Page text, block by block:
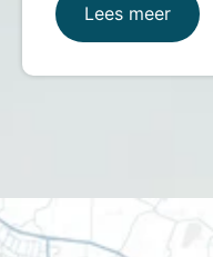
Lees meer